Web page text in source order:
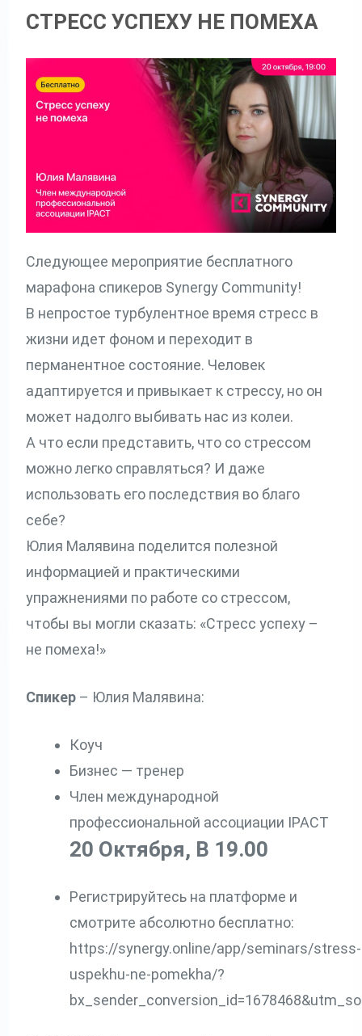
СТРЕСС УСПЕХУ НЕ ПОМЕХА
Следующее мероприятие бесплатного
марафона спикеров Synergy Community!
В непростое турбулентное время стресс в
жизни идет фоном и переходит в
перманентное состояние. Человек
адаптируется и привыкает к стрессу, но он
может надолго выбивать нас из колеи.
А что если представить, что со стрессом
можно легко справляться? И даже
использовать его последствия во благо
себе?
Юлия Малявина поделится полезной
информацией и практическими
упражнениями по работе со стрессом,
чтобы вы могли сказать: «Стресс успеху –
не помеха!»
Спикер – Юлия Малявина:
Коуч
Бизнес — тренер
Член международной
профессиональной ассоциации IPACT
20 Октября, В 19.00
Регистрируйтесь на платформе и
смотрите абсолютно бесплатно:
https://synergy.online/app/seminars/stress-
uspekhu-ne-pomekha/?